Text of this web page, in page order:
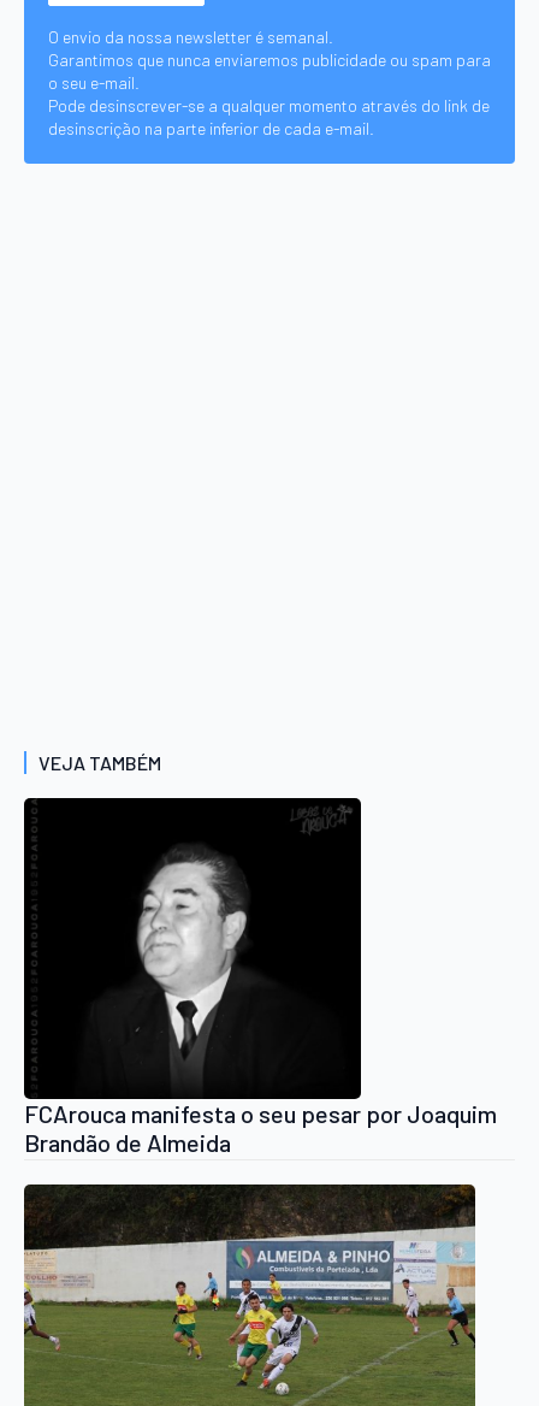
O envio da nossa newsletter é semanal.
Garantimos que nunca enviaremos publicidade ou spam para
o seu e-mail.
Pode desinscrever-se a qualquer momento através do link de
desinscrição na parte inferior de cada e-mail.
VEJA TAMBÉM
FCArouca manifesta o seu pesar por Joaquim
Brandão de Almeida